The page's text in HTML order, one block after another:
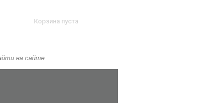
Корзина пуста